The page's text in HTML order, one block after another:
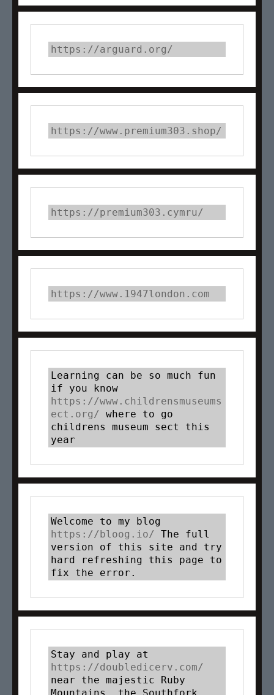
https://arguard.org/
https://www.premium303.shop/
https://premium303.cymru/
https://www.1947london.com
Learning can be so much fun
https://www.childrensmuseums
ect.org/
where to go
childrens museum sect this
year
https://bloog.io/ The full
version of this site and try
hard refreshing this page to
fix the error.
https://doubledicerv.com/
near the majestic Ruby